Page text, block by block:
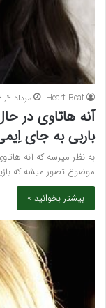
Heart Beat مرداد 4, 1396
آنه هاتاوی در
باربی به جای
به نظر میرسه که آنه
موضوع تصور میشه که
بیشتر بخوانید »